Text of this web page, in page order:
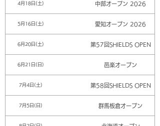
4月18日(土) 中部オープン 2026
5月16日(土) 愛知オープン 2026
6月20日(土) 第57回SHIELDS OPEN
6月21日(日) 邑楽オープン
7月4日(土) 第58回SHIELDS OPEN
7月5日(日) 群馬板倉オープン